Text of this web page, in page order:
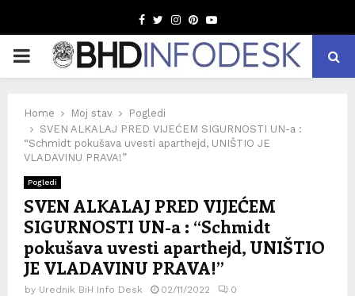
Facebook
TwitterInstagram
Pinterest
Youtube
PRIMARY
Home Moj stav
Pogledi
SVEN ALKALAJ PRED VIJEĆEM SIGURNOSTI UN-a :
“Schmidt pokušava uvesti aparthejd, UNIŠTIO JE
VLADAVINU PRAVA!”
Pogledi
SVEN ALKALAJ PRED VIJEĆEM
SIGURNOSTI UN-a : “Schmidt
pokušava uvesti aparthejd, UNIŠTIO
JE VLADAVINU PRAVA!”
by Urednik BiH Info Desk 02/11/2022 0